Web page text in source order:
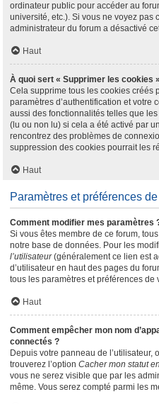
ordinateur public pour accéder au
université, etc.). Si vous ne voyez pas
administrateur du forum a désactivé
Haut
À quoi sert « Supprimer les cookies
Cela supprime tous les cookies créés
paramètres d’authentification et votre
aussi des fonctionnalités telles que
(lu ou non lu) si cela a été activé par
rencontrez des problèmes de
suppression des cookies pourrait les
Haut
Paramètres et préférences
Comment modifier mes paramètres
Si vous êtes membre de ce forum,
notre base de données. Pour les
l’utilisateur(généralement ce lien est
d’utilisateur en haut des pages du
tous les paramètres et préférences de
Haut
Comment empêcher mon nom
connectés ?
Depuis votre panneau de l’utilisateur,
trouverez l’option Cacher mon statut
vous ne serez visible que par les
même. Vous serez compté parmi les